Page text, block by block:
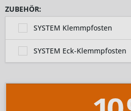
ZUBEHÖR:
SYSTEM Klemmpfosten
SYSTEM Eck-Klemmpfosten